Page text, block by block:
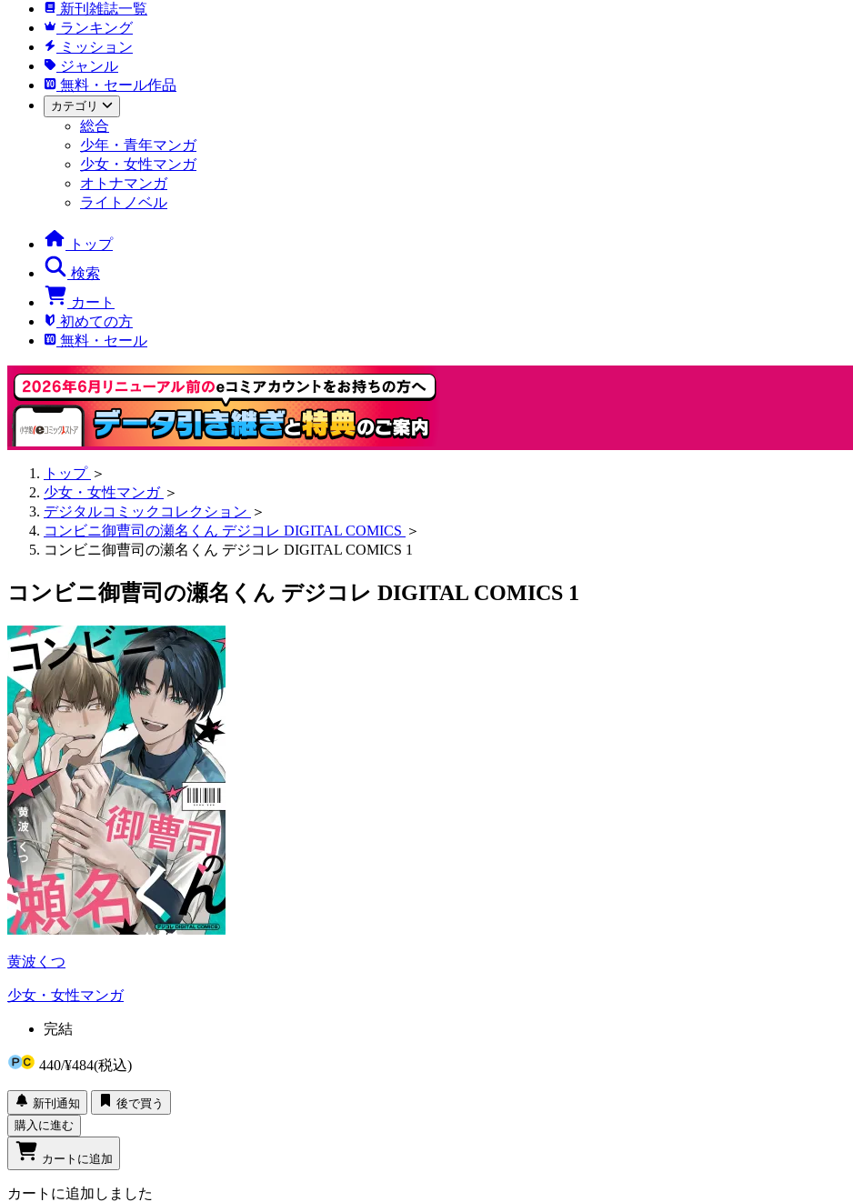
新刊雑誌一覧
ランキング
ミッション
ジャンル
無料・セール作品
カテゴリ
総合
少年・青年マンガ
少女・女性マンガ
オトナマンガ
ライトノベル
トップ
検索
カート
初めての方
無料・セール
トップ ＞
少女・女性マンガ ＞
デジタルコミックコレクション ＞
コンビニ御曹司の瀬名くん デジコレ DIGITAL COMICS ＞
コンビニ御曹司の瀬名くん デジコレ DIGITAL COMICS 1
コンビニ御曹司の瀬名くん デジコレ DIGITAL COMICS 1
黄波くつ
少女・女性マンガ
完結
440/¥484(税込)
新刊通知
後で買う
購入に進む
カートに追加
カートに追加しました